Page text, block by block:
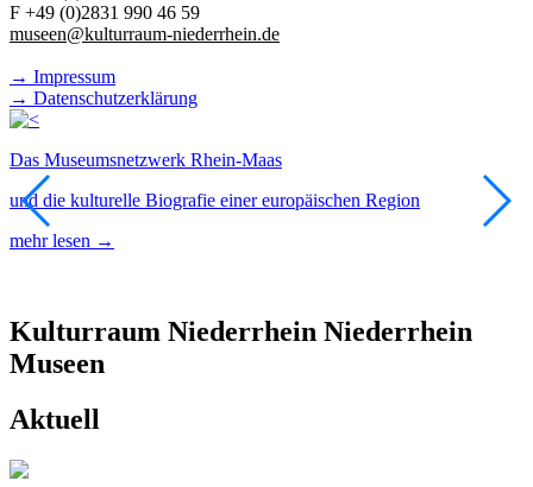
F +49 (0)2831 990 46 59
museen@kulturraum-niederrhein.de
→ Impressum
→ Datenschutzerklärung
Das Museumsnetzwerk Rhein-Maas
und die kulturelle Biografie einer europäischen Region
mehr lesen →
Kulturraum Niederrhein Niederrhein
Museen
Aktuell